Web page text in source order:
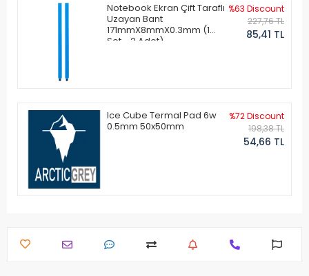
Notebook Ekran Çift Taraflı
Uzayan Bant
171mmX8mmX0.3mm (1
Set - 2 Adet)
%63 Discount
227,76 TL
85,41 TL
Ice Cube Termal Pad 6w
0.5mm 50x50mm
%72 Discount
198,38 TL
54,66 TL